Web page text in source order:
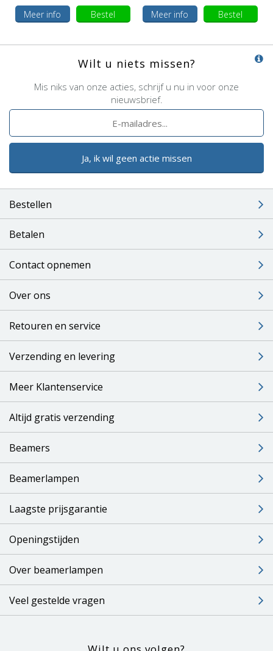
Meer info
Bestel
Meer info
Bestel
Wilt u niets missen?
Mis niks van onze acties, schrijf u nu in voor onze
nieuwsbrief.
Ja, ik wil geen actie missen
Bestellen
Betalen
Contact opnemen
Over ons
Retouren en service
Verzending en levering
Meer Klantenservice
Altijd gratis verzending
Beamers
Beamerlampen
Laagste prijsgarantie
Openingstijden
Over beamerlampen
Veel gestelde vragen